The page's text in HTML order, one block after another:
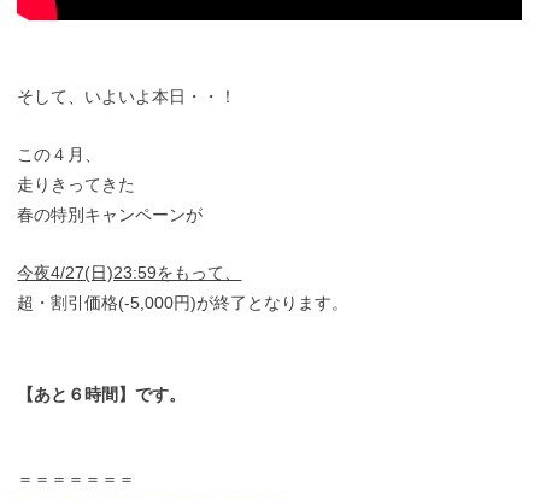
そして、いよいよ本日・・！
この４月、
走りきってきた
春の特別キャンペーンが
今夜4/27(日)23:59をもって、
超・割引価格(-5,000円)が終了となります。
【あと６時間】です。
＝＝＝＝＝＝＝